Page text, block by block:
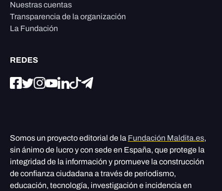
Nuestras cuentas
Transparencia de la organización
La Fundación
REDES
Somos un proyecto editorial de la Fundación Maldita.es,
sin ánimo de lucro y con sede en España, que protege la
integridad de la información y promueve la construcción
de confianza ciudadana a través de periodismo,
educación, tecnología, investigación e incidencia en